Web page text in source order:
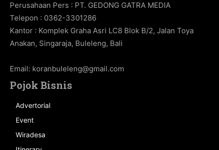
Perusahaan Pers : PT. GEDONG GATRA MEDIA
Telepon : 0362-3301286
Kantor : Komplek Graha Asri LC8 Blok B/2, Jalan Toya
Anakan, Singaraja, Buleleng, Bali
Email: koranbuleleng@gmail.com
Pojok Bisnis
Advertorial
Event
Wiradesa